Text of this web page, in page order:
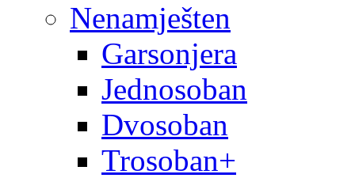
Nenamješten
Garsonjera
Jednosoban
Dvosoban
Trosoban+